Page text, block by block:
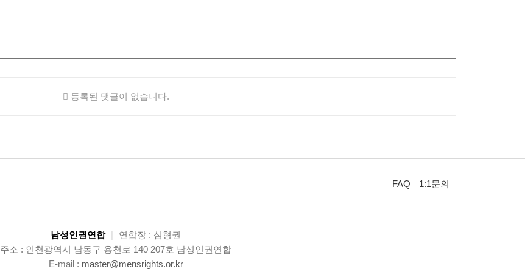
등록된 댓글이 없습니다.
FAQ 1:1문의
남성인권연합 |
연합장 : 심형권
주소 : 인천광역시 남동구 용천로 140 207호 남성인권연합
E-mail : master@mensrights.or.kr